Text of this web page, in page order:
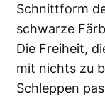
Schnittform
schwarze
Die Freiheit,
mit nichts zu
Schleppen